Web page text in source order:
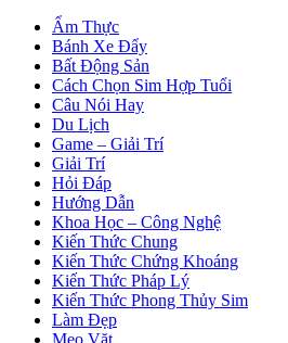
Ẩm Thực
Bánh Xe Đẩy
Bất Động Sản
Cách Chọn Sim Hợp Tuổi
Câu Nói Hay
Du Lịch
Game – Giải Trí
Giải Trí
Hỏi Đáp
Hướng Dẫn
Khoa Học – Công Nghệ
Kiến Thức Chung
Kiến Thức Chứng Khoáng
Kiến Thức Pháp Lý
Kiến Thức Phong Thủy Sim
Làm Đẹp
Mẹo Vặt